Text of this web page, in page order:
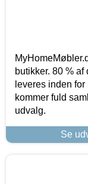
butikker. 80 %
leveres inden
kommer fuld
udvalg.
Se